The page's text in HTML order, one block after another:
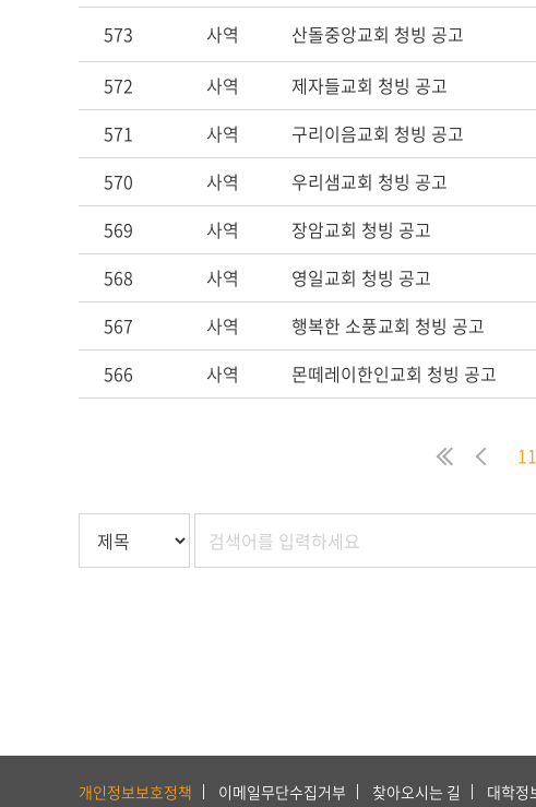
573 사역 산돌중앙교회 청빙 공고
572
사역 제자들교회 청빙 공고
571
사역 구리이음교회 청빙 공고
570
사역 우리샘교회 청빙 공고
569
사역 장암교회 청빙 공고
568
사역 영일교회 청빙 공고
567
사역 행복한 소풍교회 청빙 공고
566
사역 몬떼레이한인교회 청빙 공고
처
음
이 11
개인정보보호정책 이메일무단수집거부 찾아오시는 길 대학정